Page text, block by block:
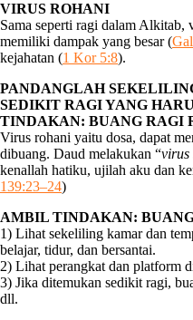
VIRUS ROHANI
Sama seperti ragi dalam
memiliki dampak yang besar (
kejahatan (1 Kor 5:8).
PANDANGLAH
SEDIKIT RAGI YANG
TINDAKAN: BUANG RAGI
Virus rohani yaitu dosa, dapat
dibuang. Daud melakukan “virus
kenallah hatiku, ujilah aku dan
139:23–24)
AMBIL TINDAKAN:
1) Lihat sekeliling kamar dan
belajar, tidur, dan bersantai.
2) Lihat perangkat dan platform
3) Jika ditemukan sedikit ragi,
dll.